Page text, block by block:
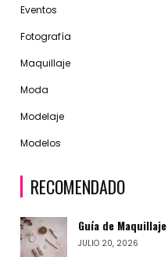
Eventos
Fotografía
Maquillaje
Moda
Modelaje
Modelos
RECOMENDADO
Guía de
JULIO 20, 2026